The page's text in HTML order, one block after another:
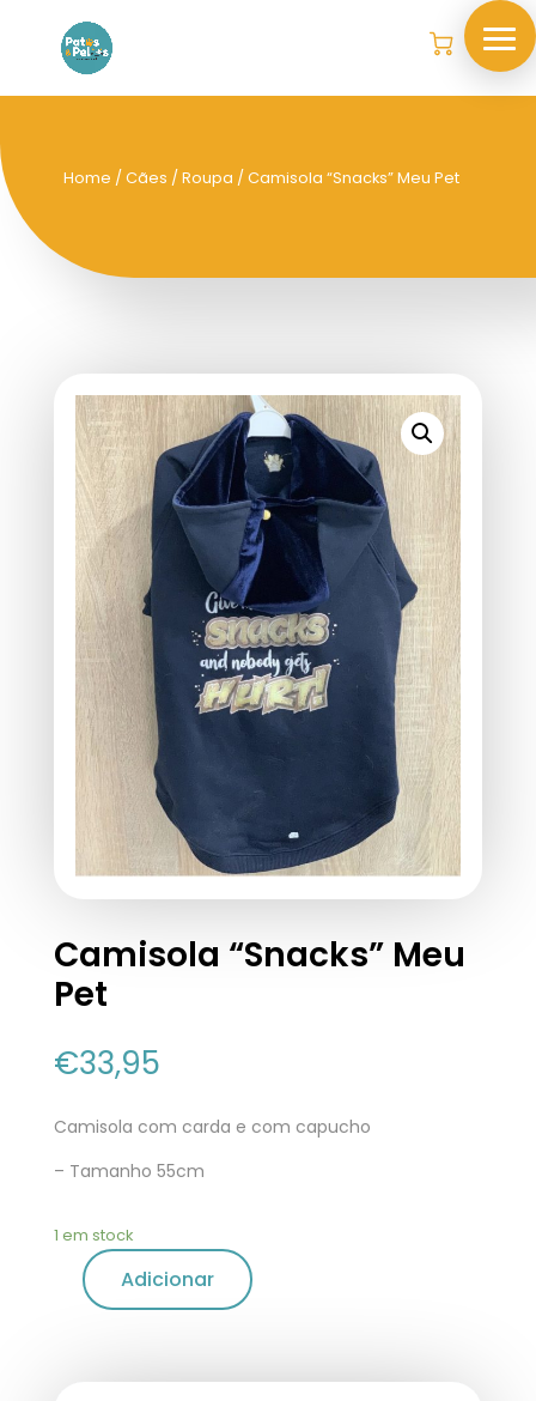
Home /Cães /Roupa / Camisola “Snacks” Meu Pet
Camisola “Snacks” Meu
Pet
€33,95
Camisola com carda e com capucho
– Tamanho 55cm
1 em stock
Adicionar